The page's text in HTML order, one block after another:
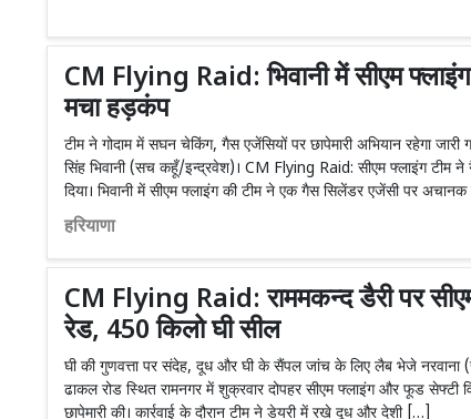
CM Flying Raid: भिवानी में सीएम
मचा हड़कंप
टीम ने गोदाम में सघन चेकिंग, गैस एजेंसियों पर छापेमारी अभियान रहेगा
सिंह भिवानी (सच कहूँ/इन्द्रवेश)। CM Flying Raid: सीएम फ्लाइंग टीम
दिया। भिवानी में सीएम फ्लाइंग की टीम ने एक गैस सिलेंडर एजेंसी पर अचानक
हरियाणा
CM Flying Raid: राममकन्द डैरी पर
रेड, 450 किलो घी सील
घी की गुणवत्ता पर संदेह, दूध और घी के सैंपल जांच के लिए लैब भेजे
ढाकल रोड स्थित रामनगर में शुक्रवार दोपहर सीएम फ्लाइंग और फूड सेफ्टी
छापेमारी की। कार्रवाई के दौरान टीम ने डेयरी में रखे दूध और देशी […]